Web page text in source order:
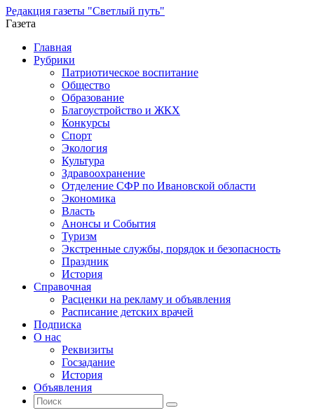
Редакция газеты "Светлый путь"
Газета
Промотать
содержимому
Главная
Рубрики
Патриотическое воспитание
Общество
Образование
Благоустройство и ЖКХ
Конкурсы
Спорт
Экология
Культура
Здравоохранение
Отделение СФР по Ивановской области
Экономика
Власть
Анонсы и События
Туризм
Экстренные службы, порядок и безопасность
Праздник
История
Справочная
Расценки на рекламу и объявления
Расписание детских врачей
Подписка
О нас
Реквизиты
Госзадание
История
Объявления
Поиск
Искать:
Поиск